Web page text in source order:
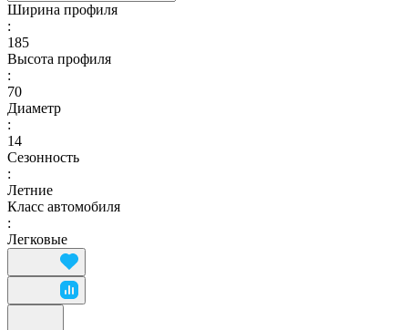
Ширина профиля
:
185
Высота профиля
:
70
Диаметр
:
14
Сезонность
:
Летние
Класс автомобиля
:
Легковые